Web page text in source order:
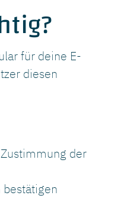
für deine E-
diesen
der